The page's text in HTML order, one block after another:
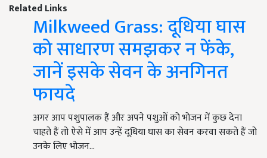
Related Links
Milkweed Grass: दूधिया घास
को साधारण समझकर न फेंके,
जानें इसके सेवन के अनगिनत
फायदे
अगर आप पशुपालक हैं और अपने पशुओं को भोजन में कुछ देना
चाहते हैं तो ऐसे में आप उन्हें दूधिया घास का सेवन करवा सकते हैं जो
उनके लिए भोजन…